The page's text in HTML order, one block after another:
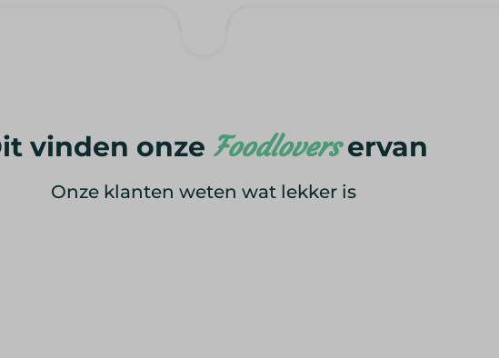
vinden onze Foodloverservan
Onze klanten weten wat lekker is